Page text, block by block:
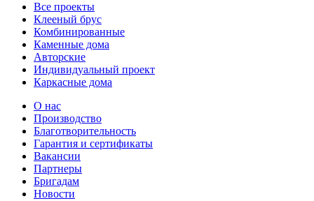
Все проекты
Клееный брус
Комбинированные
Каменные дома
Авторские
Индивидуальный проект
Каркасные дома
О нас
Производство
Благотворительность
Гарантия и сертификаты
Вакансии
Партнеры
Бригадам
Новости